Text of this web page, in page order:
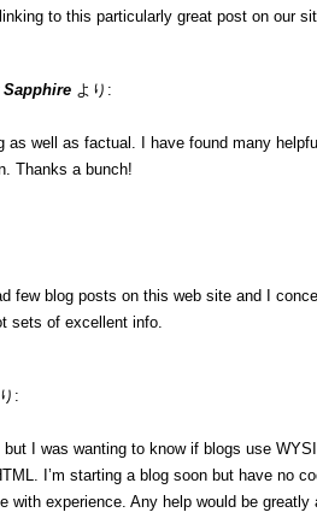
to this particularly great post on our
より:
as well as factual. I have found many
Thanks a bunch!
few blog posts on this web site and I
sets of excellent info.
:
I was wanting to know if blogs use
I’m starting a blog soon but have no
with experience. Any help would be greatly